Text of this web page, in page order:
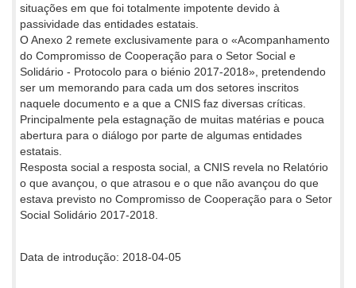
situações em que foi totalmente impotente devido à
passividade das entidades estatais.
O Anexo 2 remete exclusivamente para o «Acompanhamento
do Compromisso de Cooperação para o Setor Social e
Solidário - Protocolo para o biénio 2017-2018», pretendendo
ser um memorando para cada um dos setores inscritos
naquele documento e a que a CNIS faz diversas críticas.
Principalmente pela estagnação de muitas matérias e pouca
abertura para o diálogo por parte de algumas entidades
estatais.
Resposta social a resposta social, a CNIS revela no Relatório
o que avançou, o que atrasou e o que não avançou do que
estava previsto no Compromisso de Cooperação para o Setor
Social Solidário 2017-2018.
Data de introdução: 2018-04-05